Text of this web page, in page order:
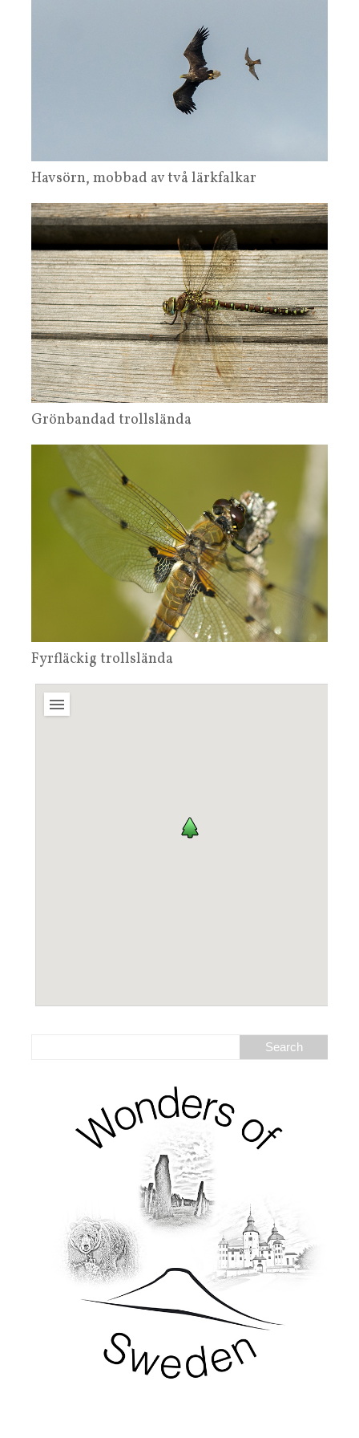
Havsörn, mobbad av två lärkfalkar
Grönbandad trollslända
Fyrfläckig trollslända